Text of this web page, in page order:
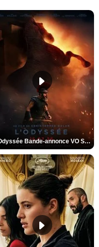
L'Odyssée Bande-annonce VO STFR